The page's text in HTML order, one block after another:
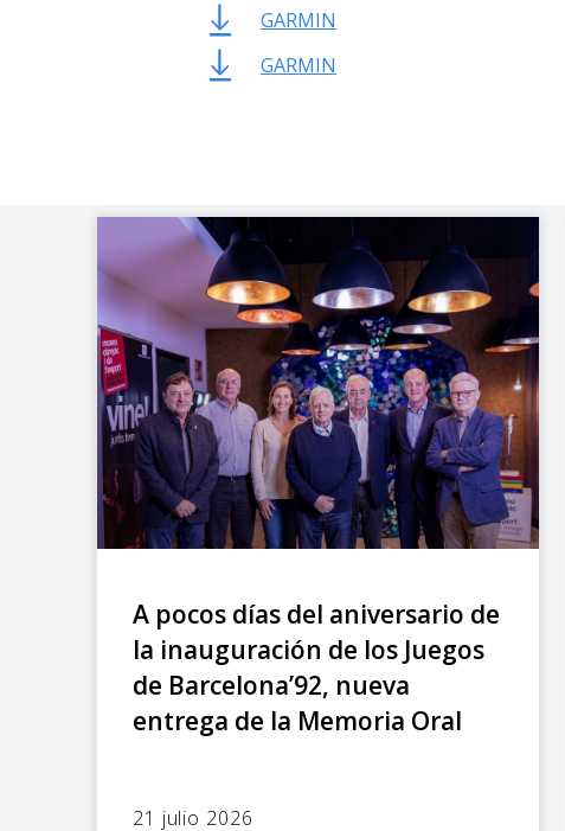
GARMIN
GARMIN
A pocos días del aniversario de
la inauguración de los Juegos
de Barcelona’92, nueva
entrega de la Memoria Oral
21 julio 2026